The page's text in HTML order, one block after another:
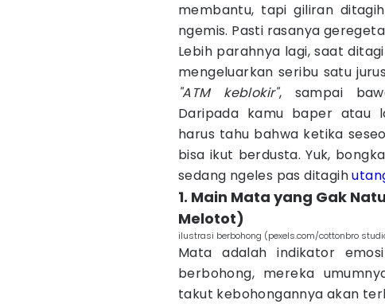
membantu, tapi giliran
ngemis. Pasti rasanya
Lebih parahnya lagi, saat
mengeluarkan seribu satu
"ATM keblokir", sampai
Daripada kamu baper atau
harus tahu bahwa ketika
bisa ikut berdusta. Yuk,
sedang ngeles pas ditagih
1. Main Mata yang Gak
Melotot)
ilustrasi berbohong (pexels.com/cottonbro
Mata adalah indikator
berbohong, mereka
takut kebohongannya akan